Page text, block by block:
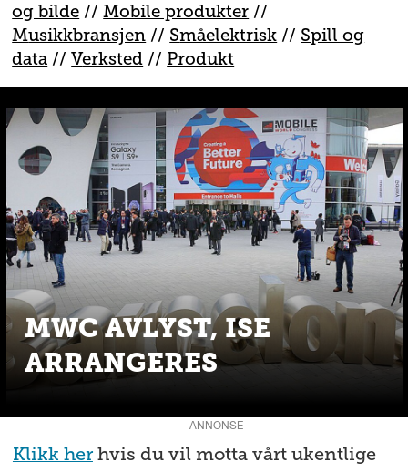
og bilde //Mobile produkter //
Musikkbransjen // Småelektrisk // Spill og
data //Verksted // Produkt
MWC AVLYST, ISE
ARRANGERES
ANNONSE
Klikk herhvis du vil motta vårt ukentlige